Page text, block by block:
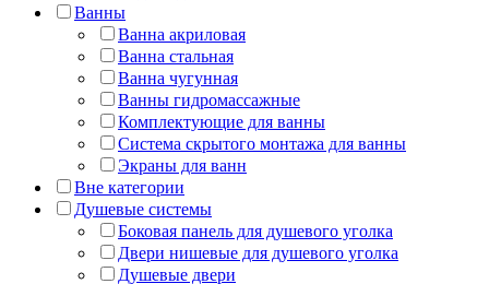
Ванны
Ванна акриловая
Ванна стальная
Ванна чугунная
Ванны гидромассажные
Комплектующие для ванны
Система скрытого монтажа для ванны
Экраны для ванн
Вне категории
Душевые системы
Боковая панель для душевого уголка
Двери нишевые для душевого уголка
Душевые двери